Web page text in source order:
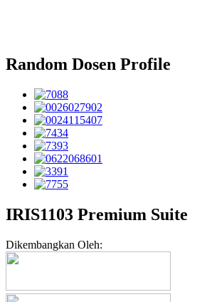
Random Dosen Profile
IRIS1103 Premium Suite
Dikembangkan Oleh: